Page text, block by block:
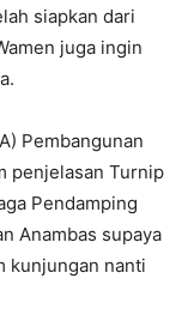
siapkan dari
juga ingin
Pembangunan
penjelasan Turnip
Pendamping
Anambas supaya
kunjungan nanti